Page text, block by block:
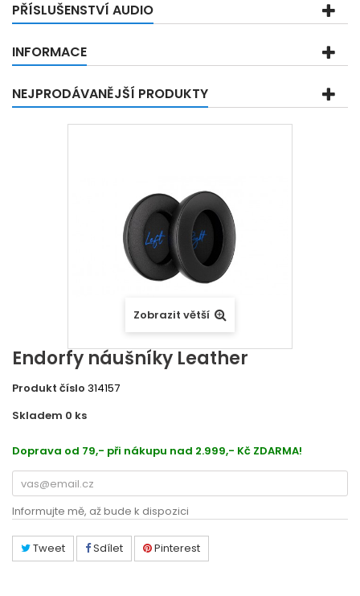
PŘÍSLUŠENSTVÍ AUDIO
INFORMACE
NEJPRODÁVANĚJŠÍ PRODUKTY
Zobrazit větší
Endorfy náušníky Leather
Produkt číslo 314157
Skladem 0 ks
Doprava od 79,- při nákupu nad 2.999,- Kč ZDARMA!
Informujte mě, až bude k dispozici
Tweet Sdílet Pinterest